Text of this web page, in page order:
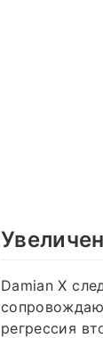
Damian X
регрессия